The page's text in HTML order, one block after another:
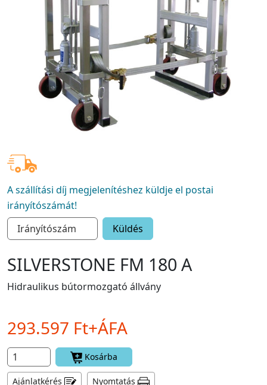
A szállítási díj megjelenítéshez küldje el postai
irányítószámát!
Küldés
SILVERSTONE FM 180 A
Hidraulikus bútormozgató állvány
293.597 Ft+ÁFA
Kosárba
Ajánlatkérés Nyomtatás